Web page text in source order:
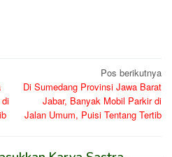
Pos berikutnya
Di Sumedang Provinsi Jawa Barat
Jabar, Banyak Mobil Parkir di
Jalan Umum, Puisi Tentang Tertib